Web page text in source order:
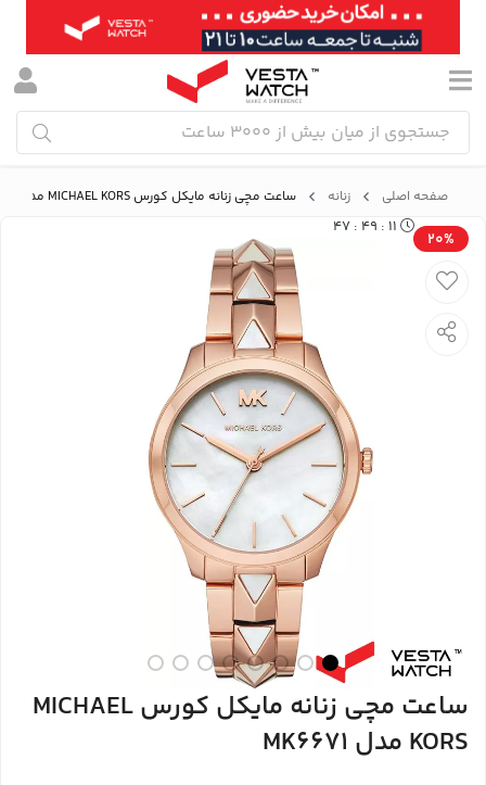
صفحه اصلی زنانه ساعت مچی زنانه مایکل کورس MICHAEL KORS مدل MK6671
11 : 49 : 47
20%
ساعت مچی زنانه مایکل کورس MICHAEL
KORS مدل MK6671